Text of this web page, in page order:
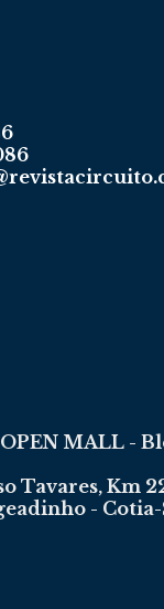
MALL -
Tavares, Km
- Cotia-